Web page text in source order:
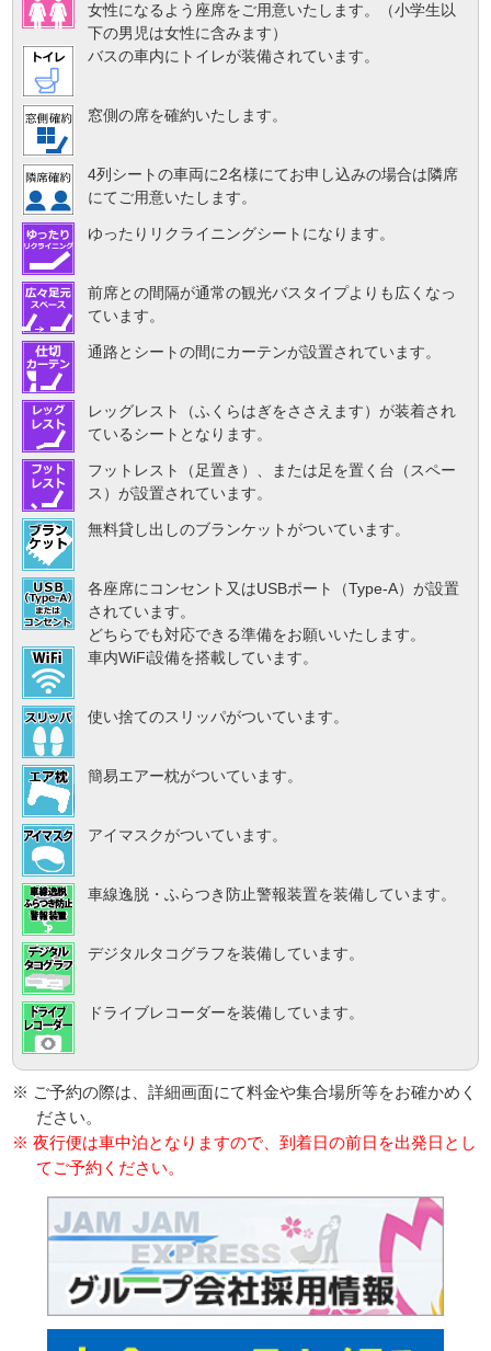
女性になるよう座席をご用意いたします。（小学生以
下の男児は女性に含みます）
バスの車内にトイレが装備されています。
窓側の席を確約いたします。
4列シートの車両に2名様にてお申し込みの場合は隣席
にてご用意いたします。
ゆったりリクライニングシートになります。
前席との間隔が通常の観光バスタイプよりも広くなっ
ています。
通路とシートの間にカーテンが設置されています。
レッグレスト（ふくらはぎをささえます）が装着され
ているシートとなります。
フットレスト（足置き）、または足を置く台（スペー
ス）が設置されています。
無料貸し出しのブランケットがついています。
各座席にコンセント又はUSBポート（Type-A）が設置
されています。
どちらでも対応できる準備をお願いいたします。
車内WiFi設備を搭載しています。
使い捨てのスリッパがついています。
簡易エアー枕がついています。
アイマスクがついています。
車線逸脱・ふらつき防止警報装置を装備しています。
デジタルタコグラフを装備しています。
ドライブレコーダーを装備しています。
※ ご予約の際は、詳細画面にて料金や集合場所等をお確かめく
ださい。
※ 夜行便は車中泊となりますので、到着日の前日を出発日とし
てご予約ください。